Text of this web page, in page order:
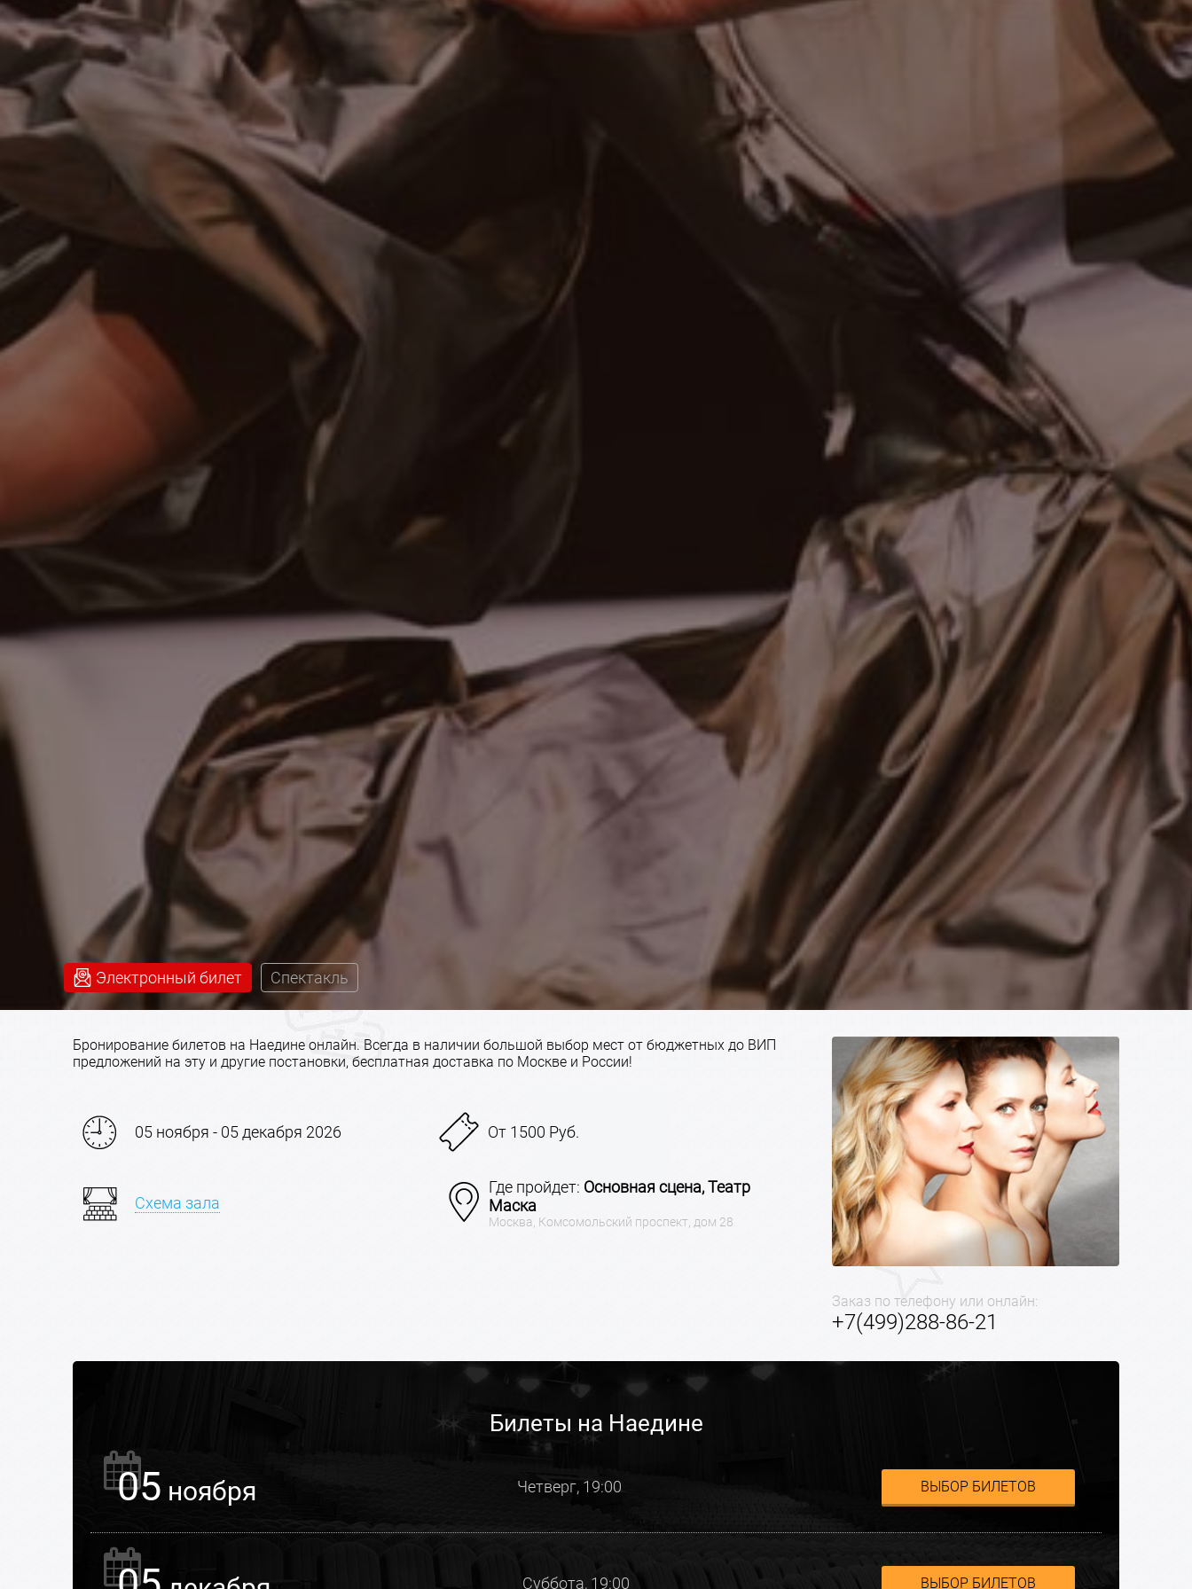
Электронный билет Спектакль
Бронирование билетов на Наедине онлайн. Всегда в наличии большой выбор мест от бюджетных до ВИП
предложений на эту и другие постановки, бесплатная доставка по Москве и России!
05 ноября - 05 декабря 2026 От 1500 Руб.
Схема зала
Где пройдет: Основная сцена, Театр
Маска
Москва, Комсомольский проспект, дом 28
Заказ по телефону или онлайн:
+7(499)288-86-21
Билеты на Наедине
05 ноября Четверг, 19:00 ВЫБОР БИЛЕТОВ
Суббота, 19:00 ВЫБОР БИЛЕТОВ